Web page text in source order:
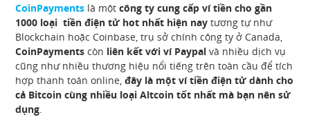
CoinPayments là mộtcông ty cung cấp ví tiền cho gần
1000 loại tiền điện tử hot nhất hiện nay tương tự như
Blockchain hoặc Coinbase, trụ sở chính công ty ở Canada,
CoinPayments còn liên kết với ví Paypal và nhiều dịch vụ
cũng như nhiều thương hiệu nổi tiếng trên toàn cầu để tích
hợp thanh toán online,đây là một ví tiền điện tử dành cho
cả Bitcoin cùng nhiều loại Altcoin tốt nhất mà bạn nên sử
dụng.